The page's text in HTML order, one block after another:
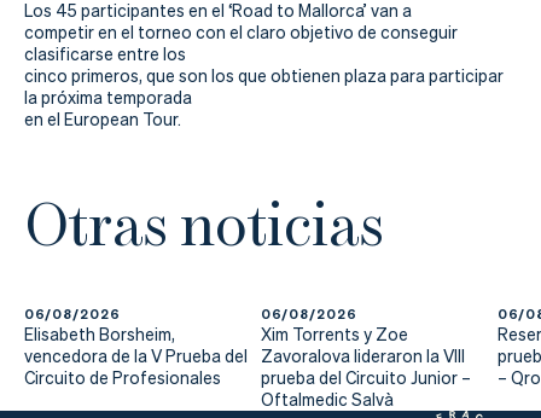
Los 45 participantes en el ‘Road to Mallorca’ van a
competir en el torneo con el claro objetivo de conseguir
clasificarse entre los
cinco primeros, que son los que obtienen plaza para participar
la próxima temporada
en el European Tour.
Otras noticias
06/08/2026
Elisabeth Borsheim,
vencedora de la V Prueba del
Circuito de Profesionales
06/08/2026
Xim Torrents y Zoe
Zavoralova lideraron la VIII
prueba del Circuito Junior –
Oftalmedic Salvà
06/
–